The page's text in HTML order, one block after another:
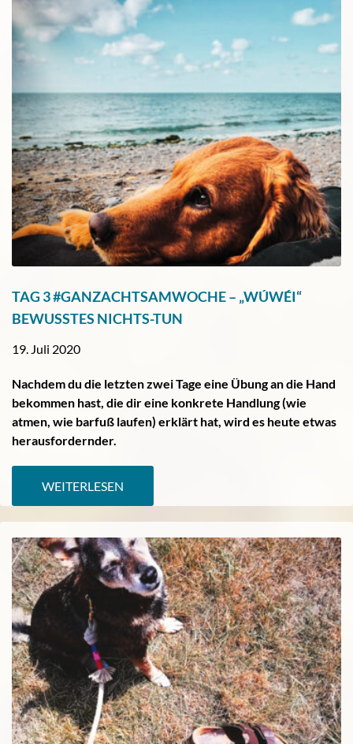
TAG 3 #GANZACHTSAMWOCHE – „WÚWÉI“
BEWUSSTES NICHTS-TUN
19. Juli 2020
Nachdem du die letzten zwei Tage eine Übung an die Hand
bekommen hast, die dir eine konkrete Handlung (wie
atmen, wie barfuß laufen) erklärt hat, wird es heute etwas
herausfordernder.
WEITERLESEN